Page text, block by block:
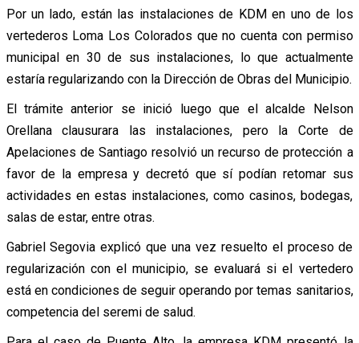
Por un lado, están las instalaciones de KDM en uno de los
vertederos Loma Los Colorados que no cuenta con permiso
municipal en 30 de sus instalaciones, lo que actualmente
estaría regularizando con la Dirección de Obras del Municipio.
El trámite anterior se inició luego que el alcalde Nelson
Orellana clausurara las instalaciones, pero la Corte de
Apelaciones de Santiago resolvió un recurso de protección a
favor de la empresa y decretó que sí podían retomar sus
actividades en estas instalaciones, como casinos, bodegas,
salas de estar, entre otras.
Gabriel Segovia explicó que una vez resuelto el proceso de
regularización con el municipio, se evaluará si el vertedero
está en condiciones de seguir operando por temas sanitarios,
competencia del seremi de salud.